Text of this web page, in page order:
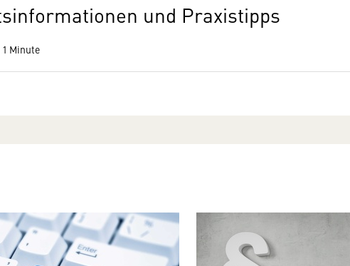
und Praxistipps
Minute